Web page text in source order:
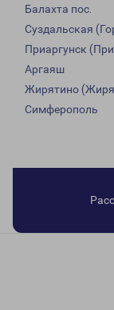
Балахта пос.
Суздальская
Приаргунск
Аргаяш
Жирятино
Симферополь